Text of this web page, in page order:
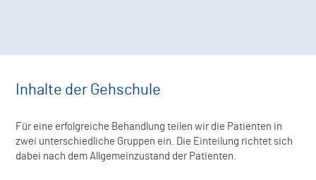
Inhalte der Gehschule
Für eine erfolgreiche Behandlung teilen wir die Patienten in
zwei unterschiedliche Gruppen ein. Die Einteilung richtet sich
dabei nach dem Allgemeinzustand der Patienten.